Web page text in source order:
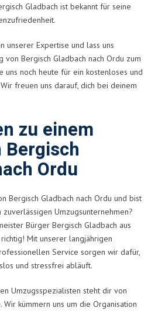
Gladbach ist bekannt für seine
unserer Expertise und lass uns
von Bergisch Gladbach nach Ordu zum
uns noch heute für ein kostenloses und
freuen uns darauf, dich bei deinem
zu einem
Bergisch
Ordu
Bergisch Gladbach nach Ordu und bist
Umzugsunternehmen?
Bürger Bergisch Gladbach aus
Mit unserer langjährigen
Service sorgen wir dafür,
und stressfrei abläuft.
Umzugsspezialisten steht dir von
Wir kümmern uns um die Organisation